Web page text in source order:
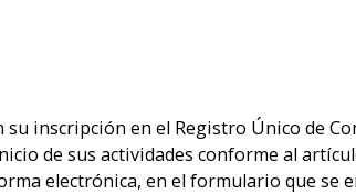
inscripción en el Registro Único de
de sus actividades conforme al
electrónica, en el formulario que se